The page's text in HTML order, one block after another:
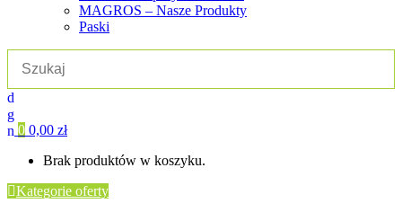
MAGROS – Nasze Produkty
Paski
0 0,00 zł
Brak produktów w koszyku.
Kategorie oferty